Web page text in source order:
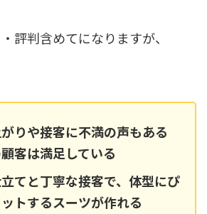
評判含めてになりますが、
りや接客に不満の声もある
客は満足している
てと丁寧な接客で、体型にぴ
トするスーツが作れる